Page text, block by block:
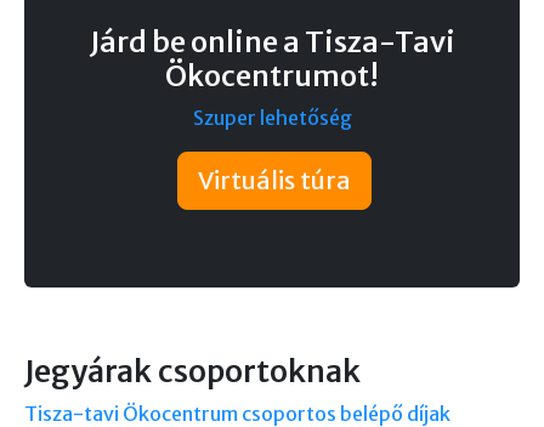
Járd be online a Tisza-Tavi
Ökocentrumot!
Szuper lehetőség
Virtuális túra
Jegyárak csoportoknak
Tisza-tavi Ökocentrum csoportos belépő díjak